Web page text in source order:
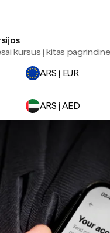
kursus į kitas
ARS į EUR
ARS į AED